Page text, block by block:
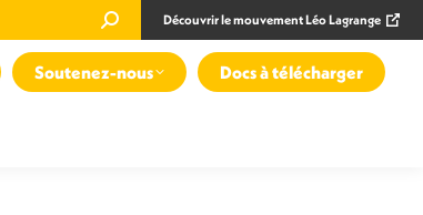
Recherche
:
Découvrir le mouvement Léo Lagrange
Soutenez-nous Docs à télécharger